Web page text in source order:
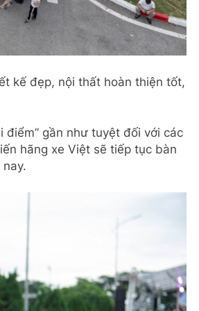
kế đẹp, nội thất hoàn thiện tốt,
điểm” gần như tuyệt đối với các
hãng xe Việt sẽ tiếp tục bàn